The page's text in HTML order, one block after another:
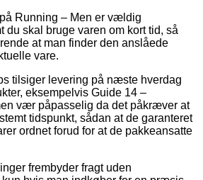
Running – Men er vældig
du skal bruge varen om kort tid, så
at man finder den anslåede
vare.
tilsiger levering på næste hverdag
eksempelvis Guide 14 –
vær påpasselig da det påkræver at
tidspunkt, sådan at de garanteret
ordnet forud for at de pakkeansatte
frembyder fragt uden